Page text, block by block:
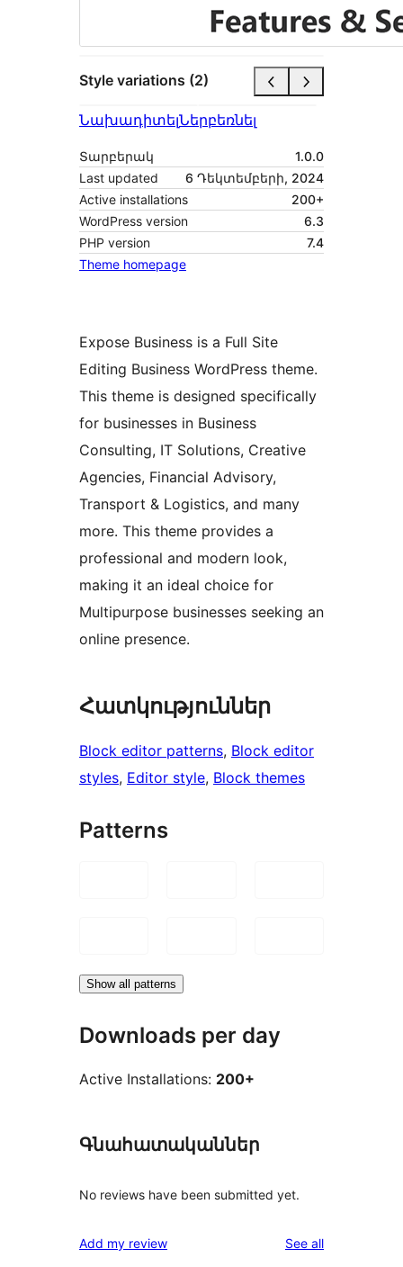
Style variations (2)
ՆախադիտելՆերբեռնել
Տարբերակ
1.0.0
Last updated
6 Դեկտեմբերի, 2024
Active installations
200+
WordPress version
6.3
PHP version
7.4
Theme homepage
Expose Business is a Full Site
Editing Business WordPress theme.
This theme is designed specifically
for businesses in Business
Consulting, IT Solutions, Creative
Agencies, Financial Advisory,
Transport & Logistics, and many
more. This theme provides a
professional and modern look,
making it an ideal choice for
Multipurpose businesses seeking an
online presence.
Հատկություններ
Block editor patterns, Block editor
styles, Editor style, Block themes
Patterns
Show all patterns
Downloads per day
Active Installations: 200+
Գնահատականներ
No reviews have been submitted yet.
Add my review See allreviews